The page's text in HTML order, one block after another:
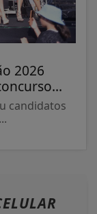
2026
candidatos